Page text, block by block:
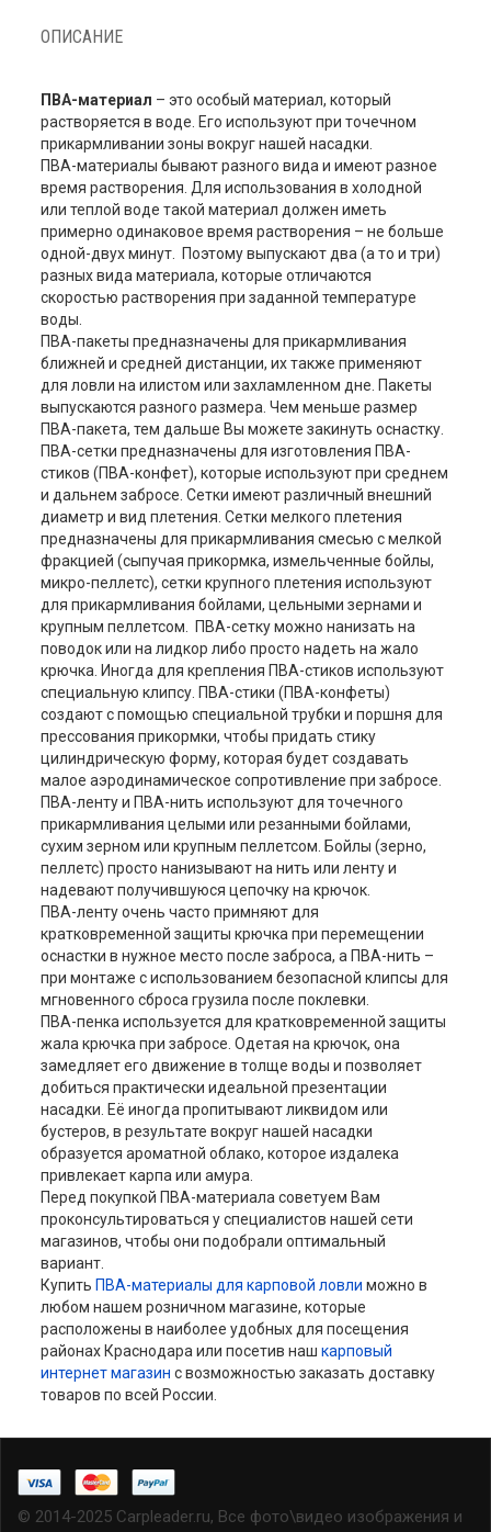
ОПИСАНИЕ
ПВА-материал – это особый материал, который
растворяется в воде. Его используют при точечном
прикармливании зоны вокруг нашей насадки.
ПВА-материалы бывают разного вида и имеют разное
время растворения. Для использования в холодной
или теплой воде такой материал должен иметь
примерно одинаковое время растворения – не больше
одной-двух минут. Поэтому выпускают два (а то и три)
разных вида материала, которые отличаются
скоростью растворения при заданной температуре
воды.
ПВА-пакеты предназначены для прикармливания
ближней и средней дистанции, их также применяют
для ловли на илистом или захламленном дне. Пакеты
выпускаются разного размера. Чем меньше размер
ПВА-пакета, тем дальше Вы можете закинуть оснастку.
ПВА-сетки предназначены для изготовления ПВА-
стиков (ПВА-конфет), которые используют при среднем
и дальнем забросе. Сетки имеют различный внешний
диаметр и вид плетения. Сетки мелкого плетения
предназначены для прикармливания смесью с мелкой
фракцией (сыпучая прикормка, измельченные бойлы,
микро-пеллетс), сетки крупного плетения используют
для прикармливания бойлами, цельными зернами и
крупным пеллетсом. ПВА-сетку можно нанизать на
поводок или на лидкор либо просто надеть на жало
крючка. Иногда для крепления ПВА-стиков используют
специальную клипсу. ПВА-стики (ПВА-конфеты)
создают с помощью специальной трубки и поршня для
прессования прикормки, чтобы придать стику
цилиндрическую форму, которая будет создавать
малое аэродинамическое сопротивление при забросе.
ПВА-ленту и ПВА-нить используют для точечного
прикармливания целыми или резанными бойлами,
сухим зерном или крупным пеллетсом. Бойлы (зерно,
пеллетс) просто нанизывают на нить или ленту и
надевают получившуюся цепочку на крючок.
ПВА-ленту очень часто примняют для
кратковременной защиты крючка при перемещении
оснастки в нужное место после заброса, а ПВА-нить –
при монтаже с использованием безопасной клипсы для
мгновенного сброса грузила после поклевки.
ПВА-пенка используется для кратковременной защиты
жала крючка при забросе. Одетая на крючок, она
замедляет его движение в толще воды и позволяет
добиться практически идеальной презентации
насадки. Её иногда пропитывают ликвидом или
бустеров, в результате вокруг нашей насадки
образуется ароматной облако, которое издалека
привлекает карпа или амура.
Перед покупкой ПВА-материала советуем Вам
проконсультироваться у специалистов нашей сети
магазинов, чтобы они подобрали оптимальный
вариант.
Купить ПВА-материалы для карповой ловли можно в
любом нашем розничном магазине, которые
расположены в наиболее удобных для посещения
районах Краснодара или посетив наш карповый
интернет магазин с возможностью заказать доставку
товаров по всей России.
© 2014-2025 Carpleader.ru, Все фото\видео изображения и